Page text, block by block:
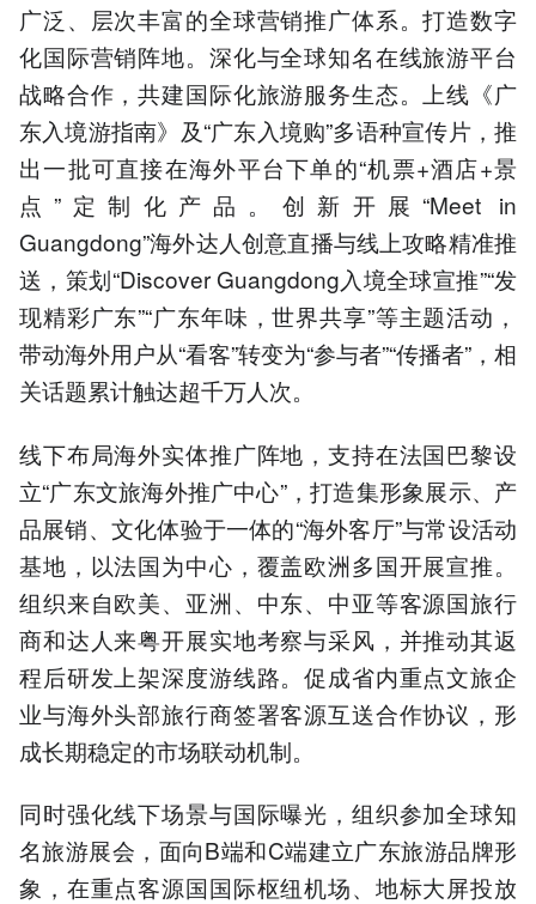
广泛、层次丰富的全球营销推广体系。打造数字
化国际营销阵地。深化与全球知名在线旅游平台
战略合作，共建国际化旅游服务生态。上线《广
东入境游指南》及“广东入境购”多语种宣传片，推
出一批可直接在海外平台下单的“机票+酒店+景
点”定制化产品。创新开展“Meet in
Guangdong”海外达人创意直播与线上攻略精准推
送，策划“Discover Guangdong入境全球宣推”“发
现精彩广东”“广东年味，世界共享”等主题活动，
带动海外用户从“看客”转变为“参与者”“传播者”，相
关话题累计触达超千万人次。
线下布局海外实体推广阵地，支持在法国巴黎设
立“广东文旅海外推广中心”，打造集形象展示、产
品展销、文化体验于一体的“海外客厅”与常设活动
基地，以法国为中心，覆盖欧洲多国开展宣推。
组织来自欧美、亚洲、中东、中亚等客源国旅行
商和达人来粤开展实地考察与采风，并推动其返
程后研发上架深度游线路。促成省内重点文旅企
业与海外头部旅行商签署客源互送合作协议，形
成长期稳定的市场联动机制。
同时强化线下场景与国际曝光，组织参加全球知
名旅游展会，面向B端和C端建立广东旅游品牌形
象，在重点客源国国际枢纽机场、地标大屏投放